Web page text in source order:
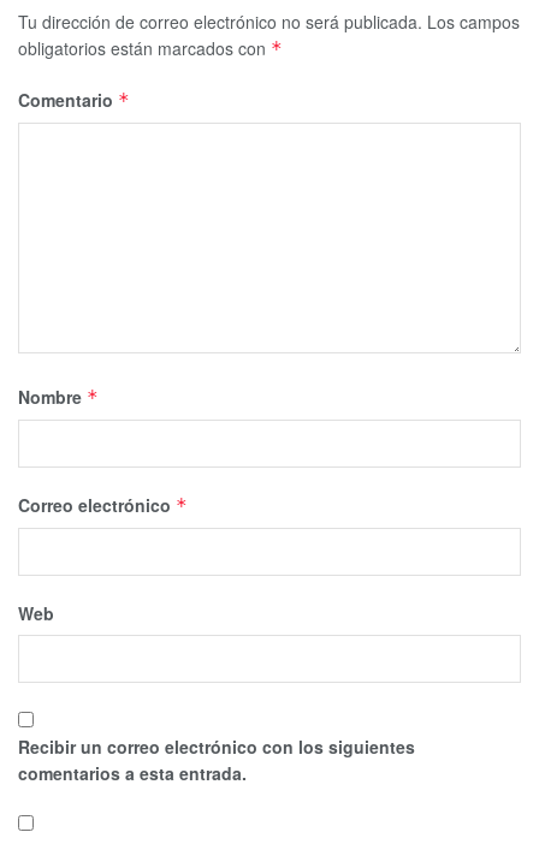
Tu dirección de correo electrónico no será publicada. Los campos
obligatorios están marcados con *
Comentario *
Nombre *
Correo electrónico *
Web
Recibir un correo electrónico con los siguientes
comentarios a esta entrada.